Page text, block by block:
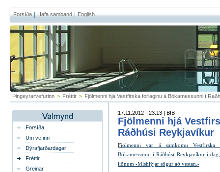
Forsíða Hafa samband English
Þingeyrarvefurinn > Fréttir > Fjölmenni hjá Vestfirska forlaginu á Bókamessunni í
Forsíða
Um vefinn
Dýrafjarðardagar
Fréttir
Greinar
17.11.2012 - 23:13 | BIB
Fjölmenni hjá
Ráðhúsi Reykjavíkur
Fjölmenni var á samkomu
Bókamessunni í Ráðhúsi Reykjavíkur í
liðnum -Mishlýjar sögur að vestan.-